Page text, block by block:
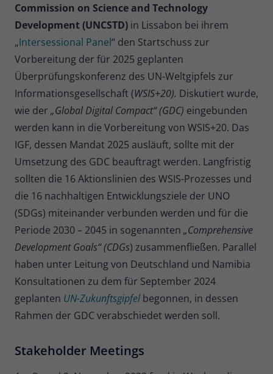
Commission on Science and Technology
Development (UNCSTD) in Lissabon bei ihrem
„Intersessional Panel“ den Startschuss zur
Vorbereitung der für 2025 geplanten
Überprüfungskonferenz des UN-Weltgipfels zur
Informationsgesellschaft (WSIS+20). Diskutiert wurde,
wie der „Global Digital Compact“ (GDC) eingebunden
werden kann in die Vorbereitung von WSIS+20. Das
IGF, dessen Mandat 2025 ausläuft, sollte mit der
Umsetzung des GDC beauftragt werden. Langfristig
sollten die 16 Aktionslinien des WSIS-Prozesses und
die 16 nachhaltigen Entwicklungsziele der UNO
(SDGs) miteinander verbunden werden und für die
Periode 2030 – 2045 in sogenannten „Comprehensive
Development Goals“ (CDGs) zusammenfließen. Parallel
haben unter Leitung von Deutschland und Namibia
Konsultationen zu dem für September 2024
geplanten UN-Zukunftsgipfelbegonnen, in dessen
Rahmen der GDC verabschiedet werden soll.
Stakeholder Meetings